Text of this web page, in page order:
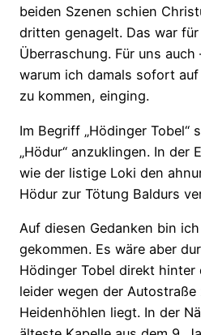
beiden Szenen schien
dritten genagelt. Das war
Überraschung. Für uns auch
warum ich damals sofort
zu kommen, einging.
Im Begriff „Hödinger Tobel“
„Hödur“ anzuklingen. In der
wie der listige Loki den
Hödur zur Tötung Baldurs
Auf diesen Gedanken bin
gekommen. Es wäre aber
Hödinger Tobel direkt hinter
leider wegen der
Heidenhöhlen liegt. In der